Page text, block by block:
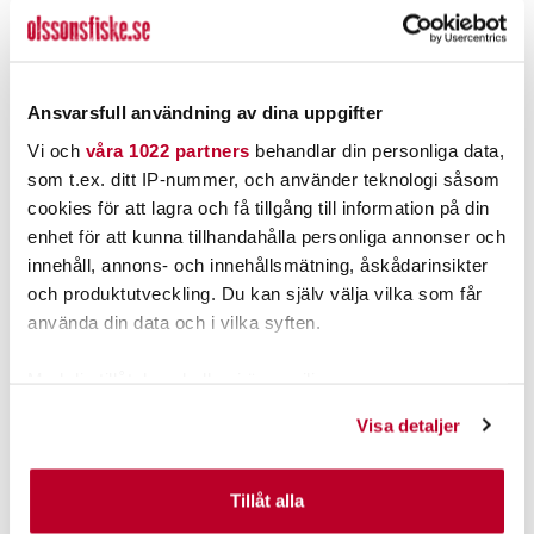
Ansvarsfull användning av dina uppgifter
Vi och våra 1022 partners behandlar din personliga data,
som t.ex. ditt IP-nummer, och använder teknologi såsom
cookies för att lagra och få tillgång till information på din
enhet för att kunna tillhandahålla personliga annonser och
innehåll, annons- och innehållsmätning, åskådarinsikter
och produktutveckling. Du kan själv välja vilka som får
använda din data och i vilka syften.
Identifiera din enhet genom att aktivt skanna den för
specifika kännetecken (fingeravtryck)
Visa detaljer
Tillåt alla
POPULÄRT JUST NU